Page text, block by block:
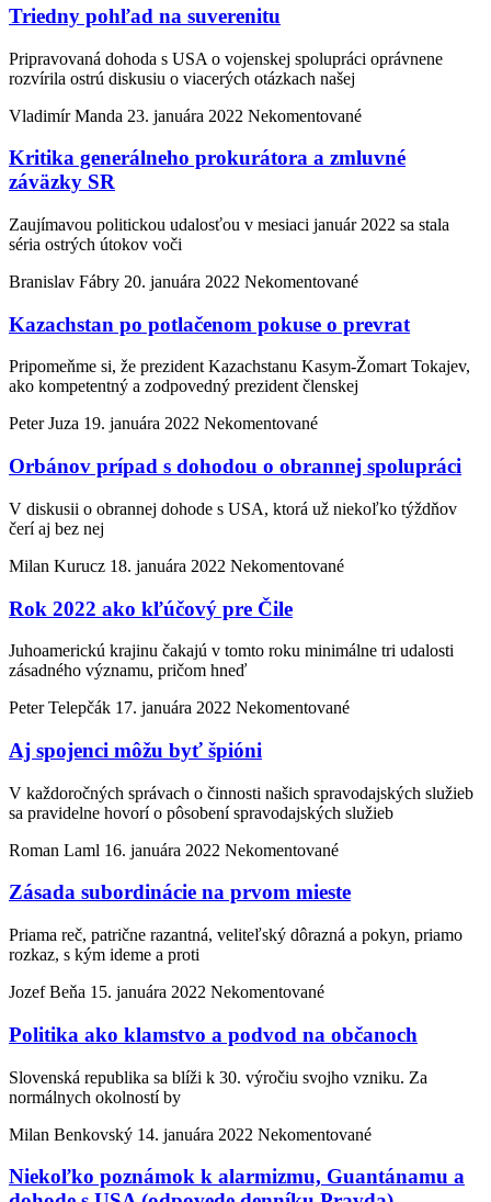
Triedny pohľad na suverenitu
Pripravovaná dohoda s USA o vojenskej spolupráci oprávnene
rozvírila ostrú diskusiu o viacerých otázkach našej
Vladimír Manda 23. januára 2022 Nekomentované
Kritika generálneho prokurátora a zmluvné
záväzky SR
Zaujímavou politickou udalosťou v mesiaci január 2022 sa stala
séria ostrých útokov voči
Branislav Fábry 20. januára 2022 Nekomentované
Kazachstan po potlačenom pokuse o prevrat
Pripomeňme si, že prezident Kazachstanu Kasym-Žomart Tokajev,
ako kompetentný a zodpovedný prezident členskej
Peter Juza 19. januára 2022 Nekomentované
Orbánov prípad s dohodou o obrannej spolupráci
V diskusii o obrannej dohode s USA, ktorá už niekoľko týždňov
čerí aj bez nej
Milan Kurucz 18. januára 2022 Nekomentované
Rok 2022 ako kľúčový pre Čile
Juhoamerickú krajinu čakajú v tomto roku minimálne tri udalosti
zásadného významu, pričom hneď
Peter Telepčák 17. januára 2022 Nekomentované
Aj spojenci môžu byť špióni
V každoročných správach o činnosti našich spravodajských služieb
sa pravidelne hovorí o pôsobení spravodajských služieb
Roman Laml 16. januára 2022 Nekomentované
Zásada subordinácie na prvom mieste
Priama reč, patrične razantná, veliteľský dôrazná a pokyn, priamo
rozkaz, s kým ideme a proti
Jozef Beňa 15. januára 2022 Nekomentované
Politika ako klamstvo a podvod na občanoch
Slovenská republika sa blíži k 30. výročiu svojho vzniku. Za
normálnych okolností by
Milan Benkovský 14. januára 2022 Nekomentované
Niekoľko poznámok k alarmizmu, Guantánamu a